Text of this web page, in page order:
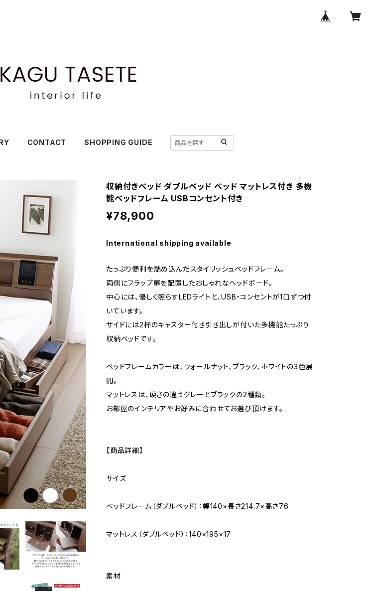
CONTACT SHOPPING GUIDE
収納付きベッド ダブルベッド ベッド マットレス付き 多機
能ベッドフレーム USBコンセント付き
¥78,900
International shipping available
たっぷり便利を詰め込んだスタイリッシュベッドフレーム。
両側にフラップ扉を配置したおしゃれなヘッドボード。
中心には、優しく照らすLEDライトと、USB・コンセントが1口ずつ付
いています。
サイドには2杯のキャスター付き引き出しが付いた多機能たっぷり
収納ベッドです。
ベッドフレームカラーは、ウォールナット、ブラック、ホワイトの3色展
開。
マットレスは、硬さの違うグレーとブラックの2種類。
お部屋のインテリアやお好みに合わせてお選び頂けます。
【商品詳細】
サイズ
ベッドフレーム（ダブルベッド）：幅140×長さ214.7×高さ76
マットレス（ダブルベッド）：140×195×17
素材